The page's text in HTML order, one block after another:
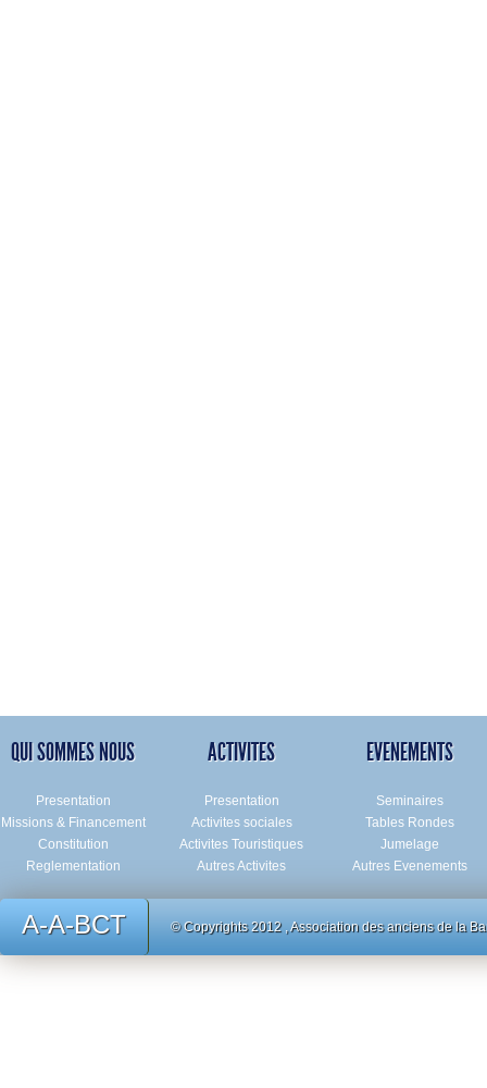
QUI SOMMES NOUS
Presentation
Missions & Financement
Constitution
Reglementation
ACTIVITES
Presentation
Activites sociales
Activites Touristiques
Autres Activites
EVENEMENTS
Seminaires
Tables Rondes
Jumelage
Autres Evenements
A-A-BCT © Copyrights 2012 , Association des anciens de la